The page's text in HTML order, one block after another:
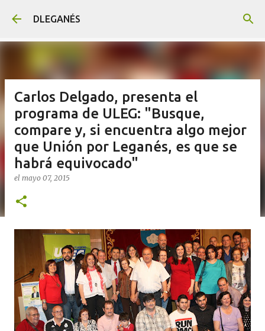
DLEGANÉS
Carlos Delgado, presenta el
programa de ULEG: "Busque,
compare y, si encuentra algo mejor
que Unión por Leganés, es que se
habrá equivocado"
el mayo 07, 2015